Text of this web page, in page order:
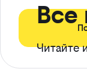
Все
Читайте